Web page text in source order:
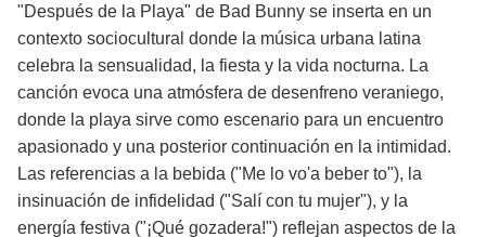
"Después de la Playa" de Bad Bunny se inserta en un
contexto sociocultural donde la música urbana latina
celebra la sensualidad, la fiesta y la vida nocturna. La
canción evoca una atmósfera de desenfreno veraniego,
donde la playa sirve como escenario para un encuentro
apasionado y una posterior continuación en la intimidad.
Las referencias a la bebida ("Me lo vo'a beber to"), la
insinuación de infidelidad ("Salí con tu mujer"), y la
energía festiva ("¡Qué gozadera!") reflejan aspectos de la